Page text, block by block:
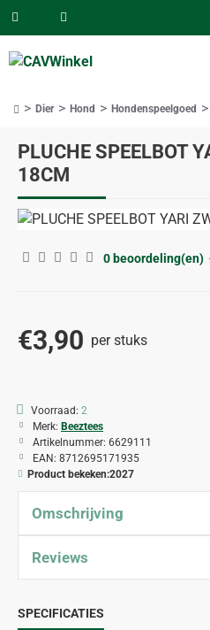
PLUCHE SPEELBOT
18CM
Dier Hond Hondenspeelgoed
0 beoordeling(en)
€3,90 per stuks
Voorraad: 2
Merk: Beeztees
Artikelnummer: 6629111
EAN: 8712695171935
Product bekeken:2027
Omschrijving
Reviews
SPECIFICATIES